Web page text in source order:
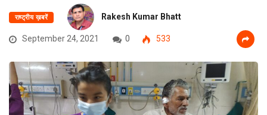
राष्ट्रीय ख़बरें Rakesh Kumar Bhatt
September 24, 2021 0 533